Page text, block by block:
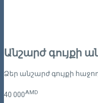
Անշարժ գույքի
Ձեր անշարժ գույքի
40 000AMD